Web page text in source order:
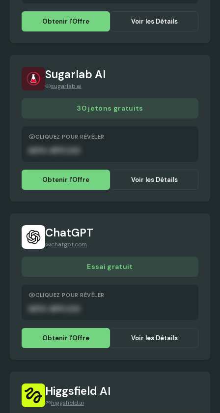
Obtenir l'Offre Voir les Détails
Sugarlab AI
sugarlab.ai
30 jetons gratuits
CLIQUEZ POUR RÉVÉLER
Obtenir l'Offre Voir les Détails
ChatGPT
chatgpt.com
Essai gratuit
CLIQUEZ POUR RÉVÉLER
Obtenir l'Offre Voir les Détails
Higgsfield AI
higgsfield.ai